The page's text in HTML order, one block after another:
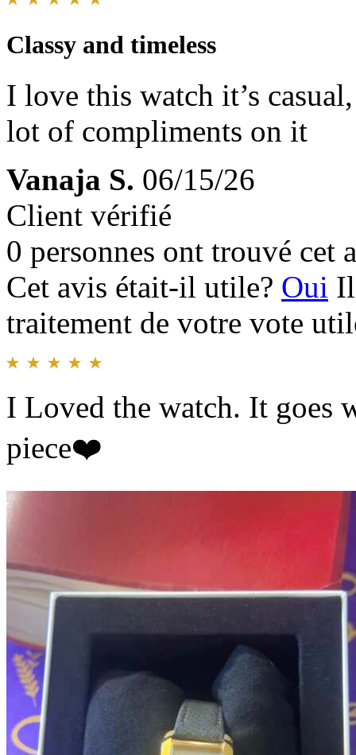
Classy and timeless
I love this watch it’s
lot of compliments on it
Vanaja S. 06/15/26
Client vérifié
0 personnes ont trouvé cet
Cet avis était-il utile? Oui
traitement de votre vote
I Loved the watch. It goes
piece❤️